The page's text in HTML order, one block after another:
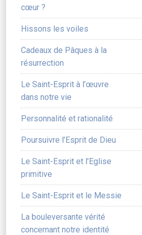
cœur ?
Hissons les voiles
Cadeaux de Pâques à la
résurrection
Le Saint-Esprit à l’œuvre
dans notre vie
Personnalité et rationalité
Poursuivre l’Esprit de Dieu
Le Saint-Esprit et l’Eglise
primitive
Le Saint-Esprit et le Messie
La bouleversante vérité
concernant notre identité